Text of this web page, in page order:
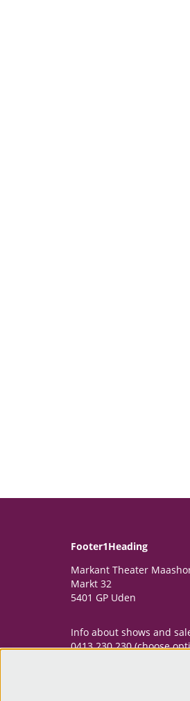
Footer1Heading
Markant Theater
Markt 32
5401 GP Uden
Info about shows and
0413 230 230 (choose